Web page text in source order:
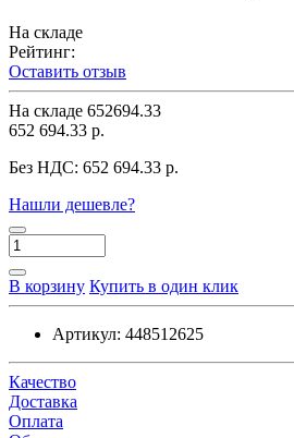
На складе
Рейтинг:
Оставить отзыв
На складе 652694.33
652 694.33 р.
Без НДС: 652 694.33 р.
Нашли дешевле?
В корзину Купить в один клик
Артикул: 448512625
Качество
Доставка
Оплата